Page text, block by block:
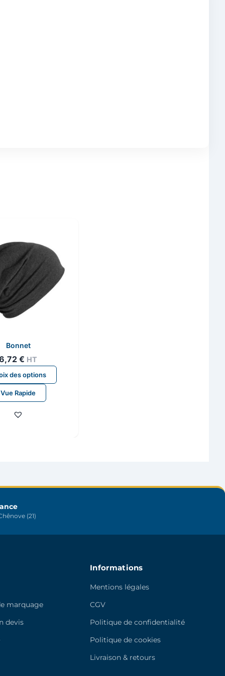
Bonnet
€ HT
des options
Ce
produit
choisies
du
Vue Rapide
(21)
marquage
devis
Informations
Mentions légales
CGV
Politique de confidentialité
Politique de cookies
Livraison & retours